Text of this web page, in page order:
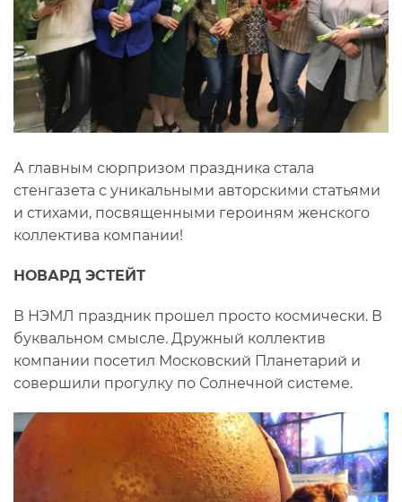
А главным сюрпризом праздника стала
стенгазета с уникальными авторскими статьями
и стихами, посвященными героиням женского
коллектива компании!
НОВАРД ЭСТЕЙТ
В НЭМЛ праздник прошел просто космически. В
буквальном смысле. Дружный коллектив
компании посетил Московский Планетарий и
совершили прогулку по Солнечной системе.